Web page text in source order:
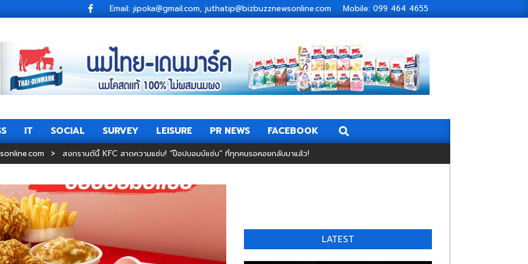
Email: jipoka@gmail.com, juthatip@bizbuzznewsonline.com Mobile: 099 464 4655
Primary
Navigation
Menu
IT SOCIAL SURVEY LEISURE PR NEWS FACEBOOK Search
> สงกรานต์นี้ KFC สาดความแซ่บ! “ป๊อปบอมบ์แซ่บ” ที่ทุกคนรอคอยกลับมาแล้ว!
LATEST